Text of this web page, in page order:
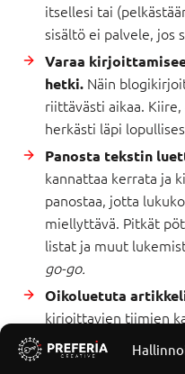
itsellesi tai
sisältö ei palvele, jos
Varaa
hetki. Näin
riittävästi aikaa.
herkästi läpi
Panosta tekstin
kannattaa kerrata ja
panostaa, jotta
miellyttävä. Pitkät
listat ja muut
go-go.
Oikoluetuta
kirjoittavien tiimien
voimaa aina, kun
tulee herkästi